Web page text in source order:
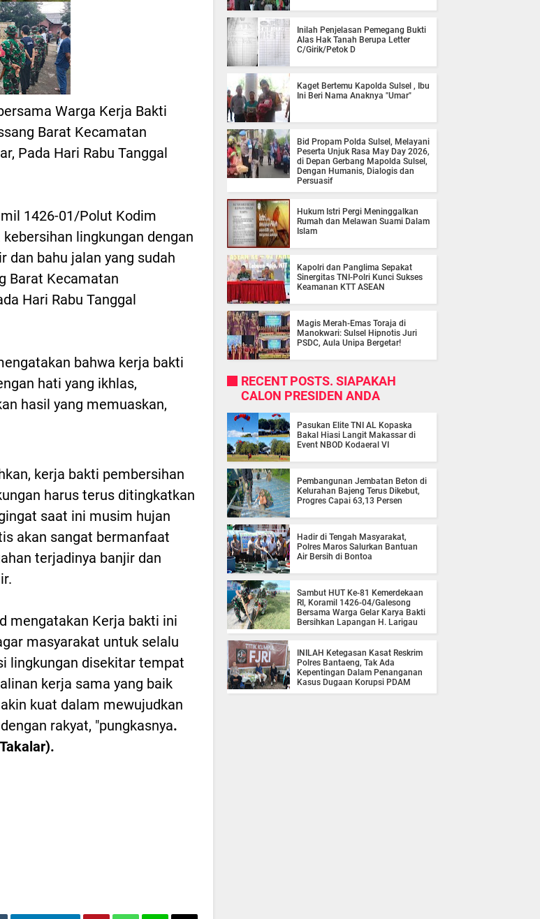
Warga Kerja Bakti
Barat Kecamatan
Pada Hari Rabu Tanggal
1426-01/Polut Kodim
lingkungan dengan
dan bahu jalan yang sudah
Barat Kecamatan
Hari Rabu Tanggal
bahwa kerja bakti
hati yang ikhlas,
hasil yang memuaskan,
kerja bakti pembersihan
harus terus ditingkatkan
saat ini musim hujan
akan sangat bermanfaat
terjadinya banjir dan
mengatakan Kerja bakti ini
masyarakat untuk selalu
lingkungan disekitar tempat
kerja sama yang baik
kuat dalam mewujudkan
rakyat, "pungkasnya.
Inilah Penjelasan Pemegang Bukti
Alas Hak Tanah Berupa Letter
C/Girik/Petok D
Kaget Bertemu Kapolda Sulsel , Ibu
Ini Beri Nama Anaknya "Umar"
Bid Propam Polda Sulsel, Melayani
Peserta Unjuk Rasa May Day 2026,
di Depan Gerbang Mapolda Sulsel,
Dengan Humanis, Dialogis dan
Persuasif
Hukum Istri Pergi Meninggalkan
Rumah dan Melawan Suami Dalam
Islam
Kapolri dan Panglima Sepakat
Sinergitas TNI-Polri Kunci Sukses
Keamanan KTT ASEAN
Magis Merah-Emas Toraja di
Manokwari: Sulsel Hipnotis Juri
PSDC, Aula Unipa Bergetar!
RECENT POSTS. SIAPAKAH
CALON PRESIDEN ANDA
Pasukan Elite TNI AL Kopaska
Bakal Hiasi Langit Makassar di
Event NBOD Kodaeral VI
Pembangunan Jembatan Beton di
Kelurahan Bajeng Terus Dikebut,
Progres Capai 63,13 Persen
Hadir di Tengah Masyarakat,
Polres Maros Salurkan Bantuan
Air Bersih di Bontoa
Sambut HUT Ke-81 Kemerdekaan
RI, Koramil 1426-04/Galesong
Bersama Warga Gelar Karya Bakti
Bersihkan Lapangan H. Larigau
INILAH Ketegasan Kasat Reskrim
Polres Bantaeng, Tak Ada
Kepentingan Dalam Penanganan
Kasus Dugaan Korupsi PDAM